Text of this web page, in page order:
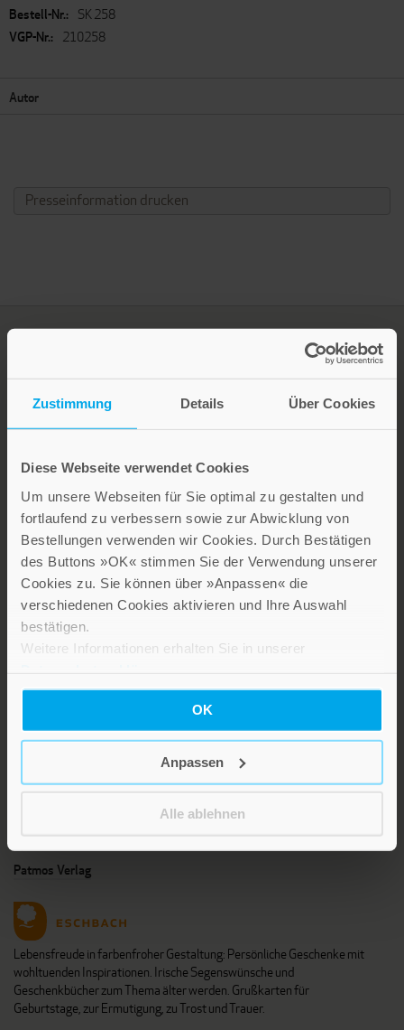
Zustimmung Details Über Cookies
Diese Webseite verwendet Cookies
Um unsere Webseiten für Sie optimal zu gestalten und
fortlaufend zu verbessern sowie zur Abwicklung von
Bestellungen verwenden wir Cookies. Durch Bestätigen
des Buttons »OK« stimmen Sie der Verwendung unserer
Cookies zu. Sie können über »Anpassen« die
verschiedenen Cookies aktivieren und Ihre Auswahl
bestätigen.
Weitere Informationen erhalten Sie in unserer
OK
Anpassen
Alle ablehnen
SK 258
210258
Autor
Presseinformation drucken
LEBE GUT MAGAZIN
NEWSLETTER
KARRIERE
KUNDENINFO
Die Verlage der Verlagsgruppe Patmos
Stillen Sie Ihren Wissensdurst und entdecken Sie bei Patmos
interessante und aufschlussreiche Sach- und Fachbücher sowie
Ratgeber zu gesellschaftlich relevanten Themen aus den Bereichen
Psychologie und Lebensgestaltung, Religion und Gesellschaft sowie
Patmos Verlag
Lebensfreude in farbenfroher Gestaltung: Persönliche Geschenke mit
wohltuenden Inspirationen. Irische Segenswünsche und
Geschenkbücher zum Thema älter werden. Grußkarten für
Geburtstage, zur Ermutigung, zu Trost und Trauer.